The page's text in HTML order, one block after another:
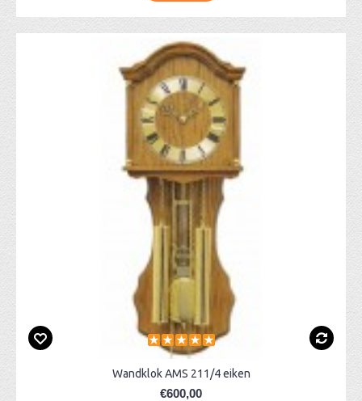
Wandklok AMS 211/4 eiken
€600,00